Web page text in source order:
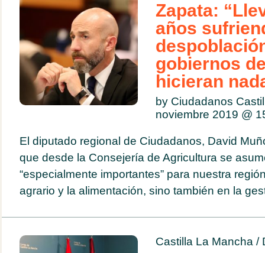
Zapata:
años
gobiernos
hicieran
by Ciudadanos
noviembre 2019 @
El diputado regional de Ciudadanos, David
que desde la Consejería de Agricultura se
“especialmente importantes” para nuestra
agrario y la alimentación, sino también en la
Castilla La Mancha /